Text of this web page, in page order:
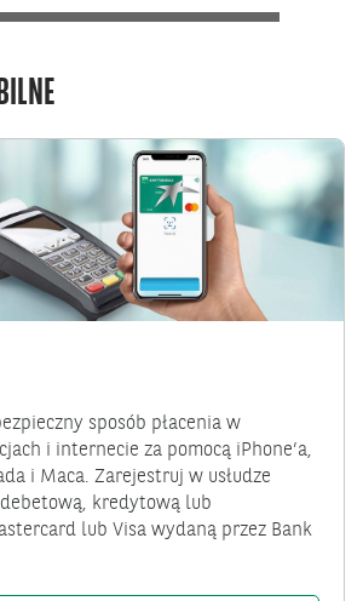
sposób płacenia w
i internecie za pomocą iPhone’a,
i Maca. Zarejestruj w usłudze
kredytową lub
lub Visa wydaną przez Bank